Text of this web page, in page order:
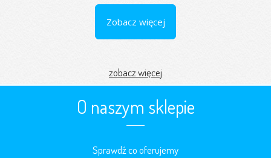
Zobacz więcej
zobacz więcej
O naszym sklepie
Sprawdź co oferujemy